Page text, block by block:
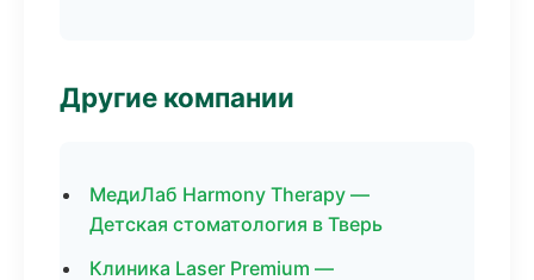
Другие компании
МедиЛаб Harmony Therapy —
Детская стоматология в Тверь
Клиника Laser Premium —